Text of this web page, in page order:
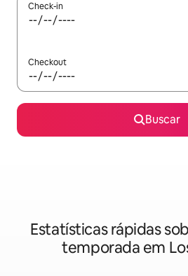
Check-in
Checkout
Buscar
Estatísticas rápidas
temporada em